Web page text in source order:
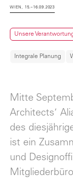
WIEN, 15.–16.09.2023
Unsere
Integrale Planung
Mitte
Architects‘
des
ist ein
und